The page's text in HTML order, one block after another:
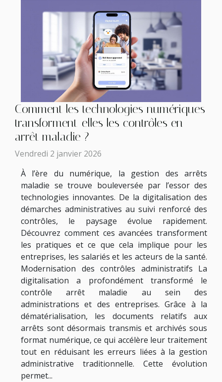
Comment les technologies numériques
transforment-elles les contrôles en
arrêt maladie ?
Vendredi 2 janvier 2026
À l’ère du numérique, la gestion des arrêts
maladie se trouve bouleversée par l’essor des
technologies innovantes. De la digitalisation des
démarches administratives au suivi renforcé des
contrôles, le paysage évolue rapidement.
Découvrez comment ces avancées transforment
les pratiques et ce que cela implique pour les
entreprises, les salariés et les acteurs de la santé.
Modernisation des contrôles administratifs La
digitalisation a profondément transformé le
contrôle arrêt maladie au sein des
administrations et des entreprises. Grâce à la
dématérialisation, les documents relatifs aux
arrêts sont désormais transmis et archivés sous
format numérique, ce qui accélère leur traitement
tout en réduisant les erreurs liées à la gestion
administrative traditionnelle. Cette évolution
permet...